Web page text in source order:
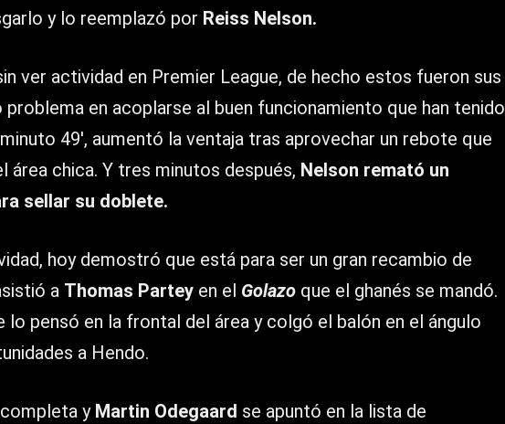
y lo reemplazó por Reiss Nelson.
ver actividad en Premier League, de hecho estos fueron sus
en acoplarse al buen funcionamiento que han tenido
49′, aumentó la ventaja tras aprovechar un rebote que
área chica. Y tres minutos después, Nelson remató un
sellar su doblete.
hoy demostró que está para ser un gran recambio de
a Thomas Partey en el Golazo que el ghanés se mandó.
lo pensó en la frontal del área y colgó el balón en el ángulo
a Hendo.
y Martin Odegaard se apuntó en la lista de